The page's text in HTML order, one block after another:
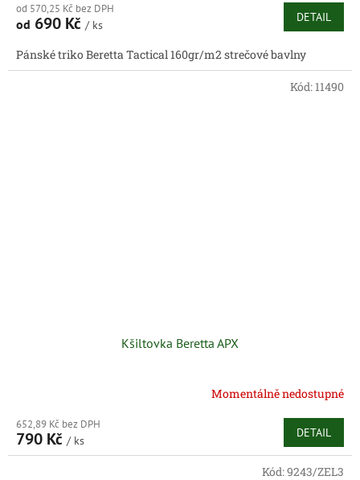
od 570,25 Kč bez DPH
od 690 Kč / ks
DETAIL
Pánské triko Beretta Tactical 160gr/m2 strečové bavlny
Kšiltovka Beretta APX
Momentálně nedostupné
652,89 Kč bez DPH
790 Kč / ks
DETAIL
Kód: 11490
Kód:9243/ZEL3